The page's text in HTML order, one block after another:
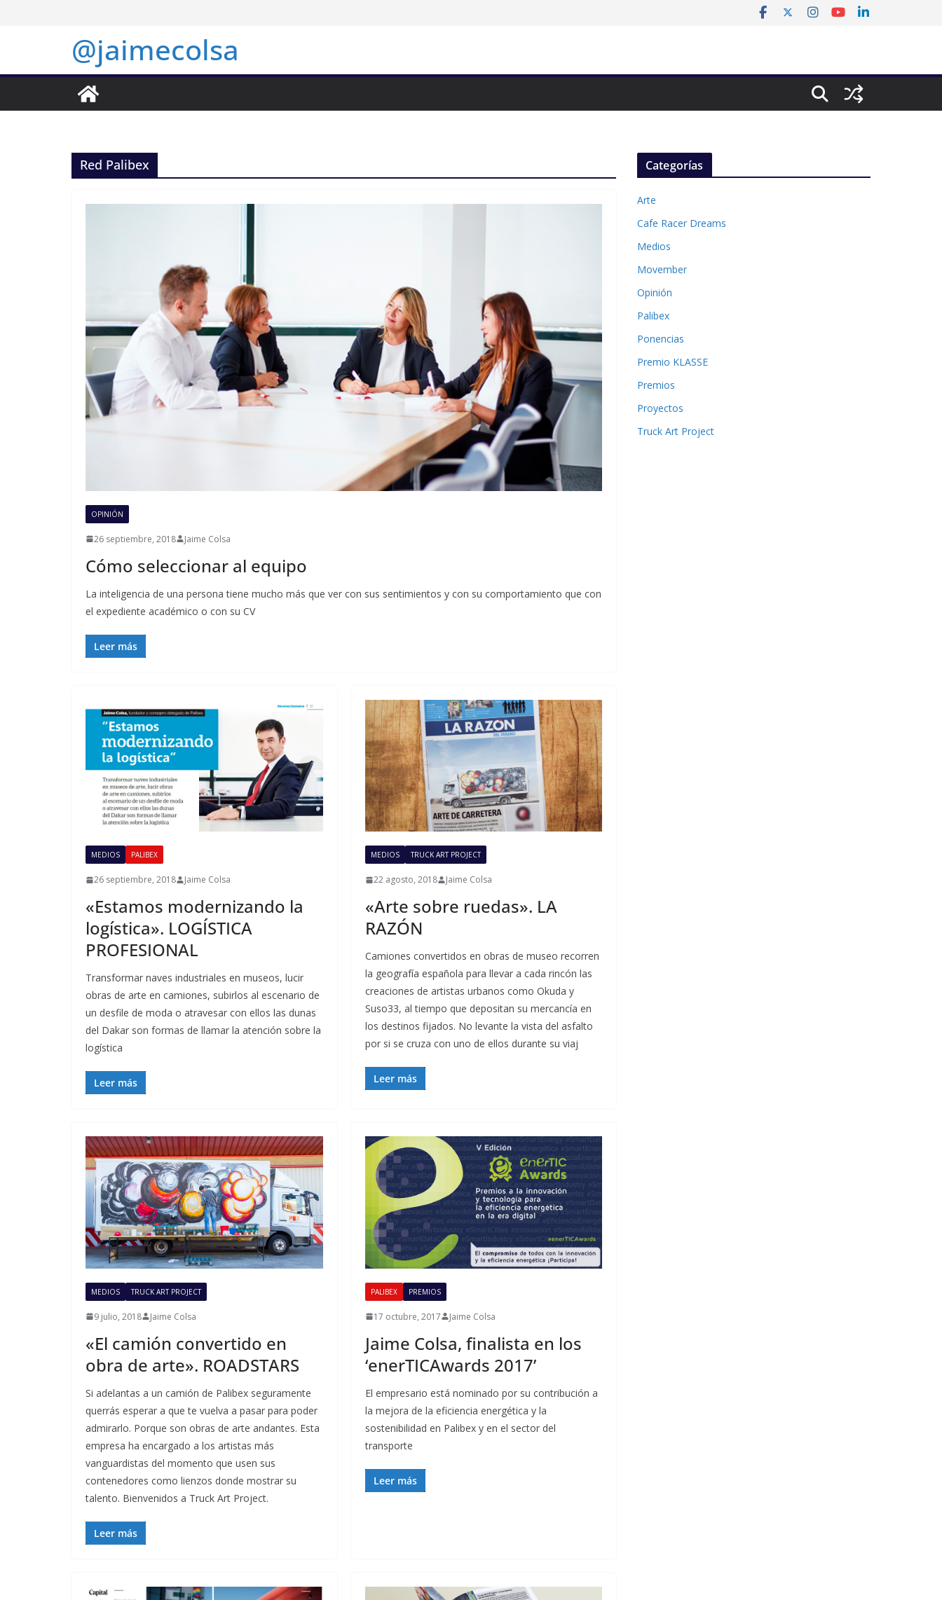
@jaimecolsa
Red Palibex
OPINIÓN
26 septiembre, 2018 Jaime Colsa
Cómo seleccionar al equipo
La inteligencia de una persona tiene mucho más que ver con sus sentimientos y con su comportamiento que con
el expediente académico o con su CV
Leer más
MEDIOS PALIBEX
26 septiembre, 2018 Jaime Colsa
«Estamos modernizando la
logística». LOGÍSTICA
PROFESIONAL
Transformar naves industriales en museos, lucir
obras de arte en camiones, subirlos al escenario de
un desfile de moda o atravesar con ellos las dunas
del Dakar son formas de llamar la atención sobre la
logística
Leer más
MEDIOS TRUCK ART PROJECT
22 agosto, 2018 Jaime Colsa
«Arte sobre ruedas». LA
RAZÓN
Camiones convertidos en obras de museo recorren
la geografía española para llevar a cada rincón las
creaciones de artistas urbanos como Okuda y
Suso33, al tiempo que depositan su mercancía en
los destinos fijados. No levante la vista del asfalto
por si se cruza con uno de ellos durante su viaj
Leer más
MEDIOS TRUCK ART PROJECT
9 julio, 2018 Jaime Colsa
«El camión convertido en
obra de arte». ROADSTARS
Si adelantas a un camión de Palibex seguramente
querrás esperar a que te vuelva a pasar para poder
admirarlo. Porque son obras de arte andantes. Esta
empresa ha encargado a los artistas más
vanguardistas del momento que usen sus
contenedores como lienzos donde mostrar su
talento. Bienvenidos a Truck Art Project.
Leer más
PALIBEX PREMIOS
17 octubre, 2017 Jaime Colsa
Jaime Colsa, finalista en los
‘enerTICAwards 2017’
El empresario está nominado por su contribución a
la mejora de la eficiencia energética y la
sostenibilidad en Palibex y en el sector del
transporte
Leer más
Categorías
Arte
Cafe Racer Dreams
Medios
Movember
Opinión
Palibex
Ponencias
Premio KLASSE
Premios
Proyectos
Truck Art Project